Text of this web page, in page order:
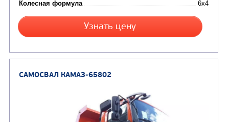
Грузоподъемность, кг
Вместимость кузова, м3
Колесная формула
Кредит/Лизинг